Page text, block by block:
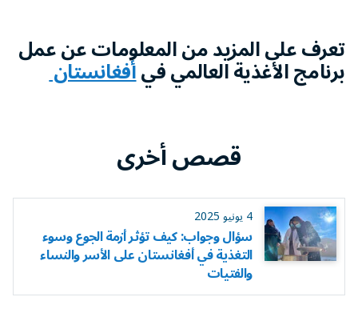
تعرف على المزيد من المعلومات عن عمل
برنامج الأغذية العالمي فيأفغانستان
قصص أخرى
4 يونيو 2025
سؤال وجواب: كيف تؤثر أزمة الجوع وسوء
التغذية في أفغانستان على الأسر والنساء
والفتيات